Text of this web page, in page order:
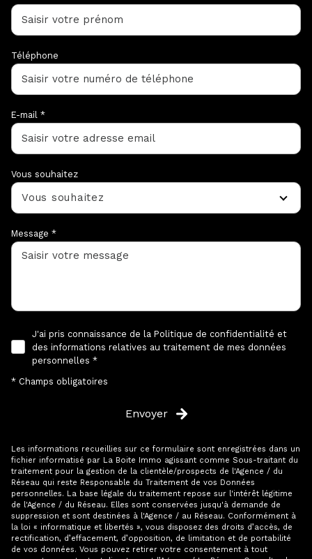
Téléphone
E-mail *
Vous souhaitez
Vous souhaitez
Message *
J'ai pris connaissance de la Politique de confidentialité et
des informations relatives au traitement de mes données
personnelles *
* Champs obligatoires
Envoyer
Les informations recueillies sur ce formulaire sont enregistrées dans un
fichier informatisé par La Boite Immo agissant comme Sous-traitant du
traitement pour la gestion de la clientèle/prospects de l'Agence / du
Réseau qui reste Responsable du Traitement de vos Données
personnelles. La base légale du traitement repose sur l'intérêt légitime
de l'Agence / du Réseau. Elles sont conservées jusqu'à demande de
suppression et sont destinées à l'Agence / au Réseau. Conformément à
la loi « informatique et libertés », vous disposez des droits d’accès, de
rectification, d’effacement, d’opposition, de limitation et de portabilité
de vos données. Vous pouvez retirer votre consentement à tout